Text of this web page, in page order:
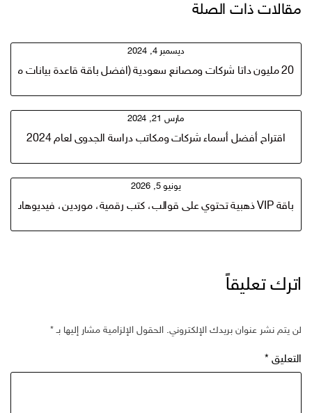
مقالات ذات الصلة
ديسمبر 4, 2024
20 مليون داتا شركات ومصانع سعودية (افضل باقة قاعدة بيانات مستهدفة للعملاء للتسويق والمبيعات)
مارس 21, 2024
اقتراح أفضل أسماء شركات ومكاتب دراسة الجدوى لعام 2024
يونيو 5, 2026
باقة VIP ذهبية تحتوي على قوالب، كتب رقمية، موردين، فيديوهات تدريبية، قوالب Canva، Hooks، وأدوات تسويق تساعدك على بناء متجر منتجات رقمية
اترك تعليقاً
لن يتم نشر عنوان بريدك الإلكتروني. الحقول الإلزامية مشار إليها بـ*
التعليق *